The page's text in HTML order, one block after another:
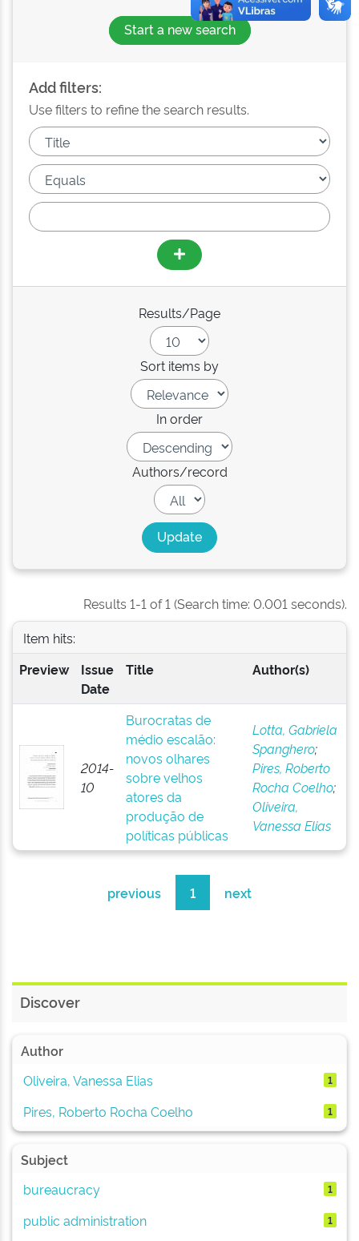
Start a new search
Add filters:
Use filters to refine the search results.
Results/Page
Sort items by
In order
Authors/record
Results 1-1 of 1 (Search time: 0.001 seconds).
Item hits:
Preview
Issue
Date
Title Author(s)
2014-
10
Burocratas de
médio escalão:
novos olhares
sobre velhos
atores da
produção de
políticas públicas
Lotta, Gabriela
Spanghero;
Pires, Roberto
Rocha Coelho;
Oliveira,
Vanessa Elias
previous 1 next
Discover
Author
Oliveira, Vanessa Elias
1
Pires, Roberto Rocha Coelho 1
Subject
bureaucracy
1
public administration 1